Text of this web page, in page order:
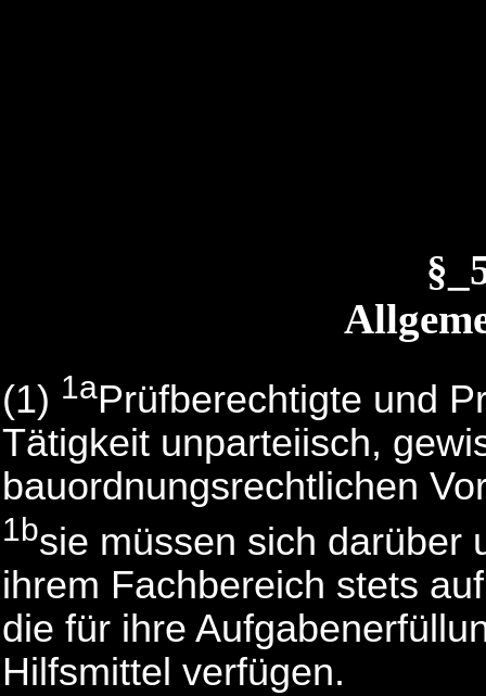
(1) 1aPrüfberechtigte und
Tätigkeit unparteiisch,
bauordnungsrechtlichen
1bsie müssen sich darüber
ihrem Fachbereich stets
die für ihre
Hilfsmittel verfügen.